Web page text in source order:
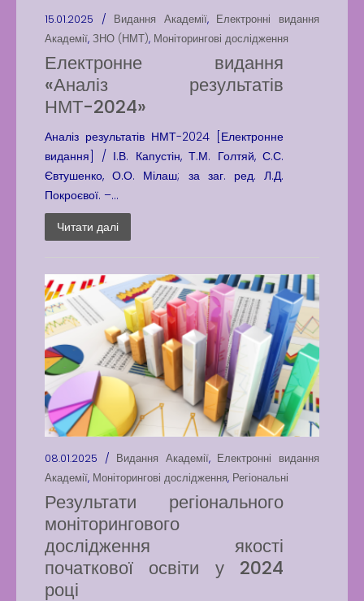
15.01.2025 / Видання Академії, Електронні видання
Академії, ЗНО (НМТ), Моніторингові дослідження
Електронне видання
«Аналіз результатів
НМТ-2024»
Аналіз результатів НМТ-2024 [Електронне
видання] / І.В. Капустін, Т.М. Голтяй, С.С.
Євтушенко, О.О. Мілаш; за заг. ред. Л.Д.
Покроєвої. –...
Читати далі
08.01.2025 / Видання Академії, Електронні видання
Академії, Моніторингові дослідження, Регіональні
Результати регіонального
моніторингового
дослідження якості
початкової освіти у 2024
році